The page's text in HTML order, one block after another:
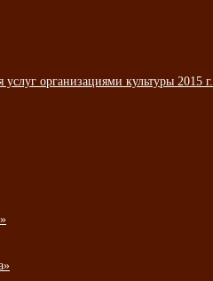
организациями культуры 2015 г.